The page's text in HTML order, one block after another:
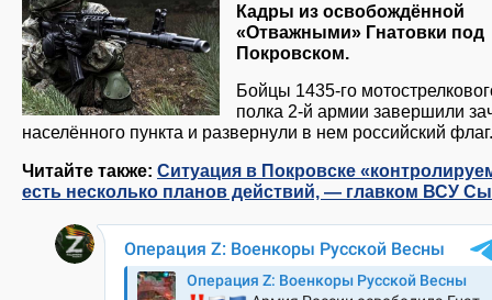
Кадры из освобождённой
«Отважными» Гнатовки под
Покровском.
Бойцы 1435-го
полка 2-й армии завершили
населённого пункта и развернули в нем российский флаг.
Читайте также: Ситуация в Покровске
есть несколько планов действий, — главком ВСУ